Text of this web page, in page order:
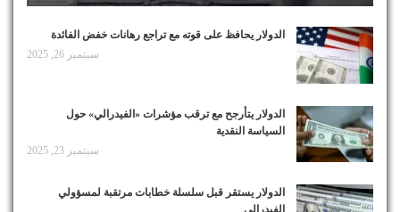
الدولار يحافظ على قوته مع تراجع رهانات خفض الفائدة
سبتمبر 26, 2025
الدولار يتأرجح مع ترقب مؤشرات «الفيدرالي» حول
السياسة النقدية
سبتمبر 23, 2025
الدولار يستقر قبل سلسلة خطابات مرتقبة لمسؤولي